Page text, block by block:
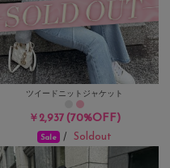
ツイードニットジャケット
￥2,937(70%OFF)
Sale / Soldout